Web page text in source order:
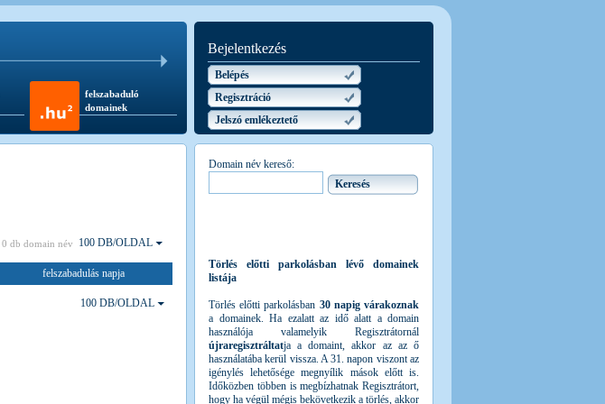
felszabaduló
domainek
Bejelentkezés
Belépés
Regisztráció
Jelszó emlékeztető
0 db domain név 100 DB/OLDAL
felszabadulás napja
100 DB/OLDAL
Domain név kereső:
Törlés előtti parkolásban lévő domainek
listája
Törlés előtti parkolásban 30 napig várakoznak
a domainek. Ha ezalatt az idő alatt a domain
használója valamelyik Regisztrátornál
újraregisztráltatja a domaint, akkor az az ő
használatába kerül vissza. A 31. napon viszont az
igénylés lehetősége megnyílik mások előtt is.
Időközben többen is megbízhatnak Regisztrátort,
hogy ha végül mégis bekövetkezik a törlés, akkor